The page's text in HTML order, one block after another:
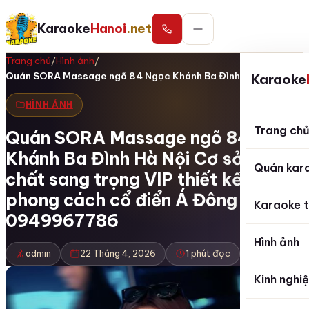
KaraokeHanoi.net
Karaoke
Trang chủ
Quán
Karaoke
Hình ảnh
Kinh
Trang chủ/Hình ảnh/
Quán SORA Massage ngõ 84 Ngọc Khánh Ba Đình…
HÌNH ẢNH
Quán SORA Massage ngõ 84 Ngọc
Khánh Ba Đình Hà Nội Cơ sở vật
chất sang trọng VIP thiết kế theo
phong cách cổ điển Á Đông
0949967786
admin 22 Tháng 4, 2026 1 phút đọc